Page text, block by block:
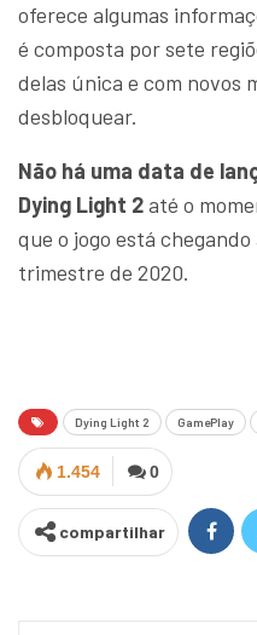
oferece algumas
é composta por sete
delas única e com novos
desbloquear.
Não há uma data de
Dying Light 2até o
que o jogo está
trimestre de 2020.
Dying Light 2 GamePlay
0
1.454
compartilhar